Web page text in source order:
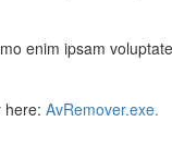
enim ipsam
here: AvRemover.exe.